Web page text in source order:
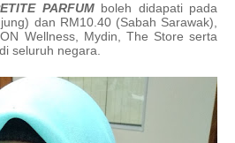
PARFUMboleh didapati pada
dan RM10.40 (Sabah Sarawak),
Wellness, Mydin, The Store serta
seluruh negara.